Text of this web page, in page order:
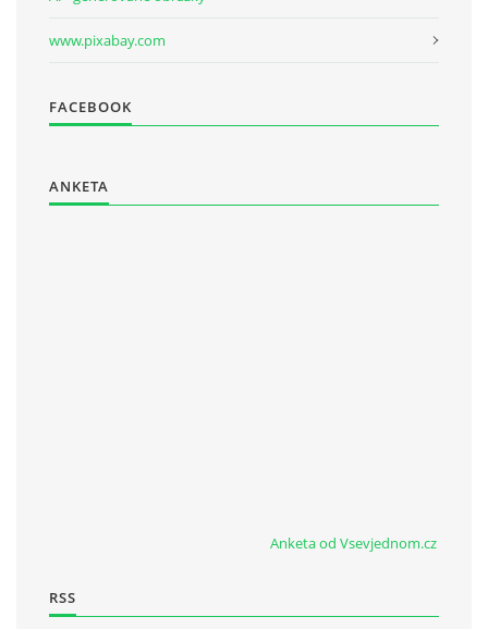
www.pixabay.com
FACEBOOK
ANKETA
Anketa od Vsevjednom.cz
RSS